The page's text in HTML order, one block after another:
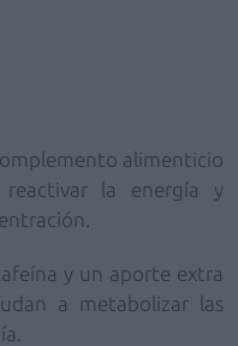
alimenticio
reactivar la energía y
y un aporte extra
a metabolizar las